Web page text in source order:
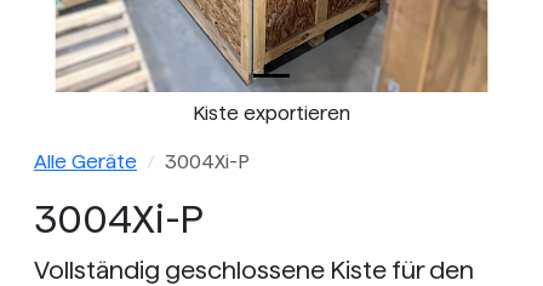
Kiste exportieren
Alle Geräte 3004Xi-P
3004Xi-P
Vollständig geschlossene Kiste für den